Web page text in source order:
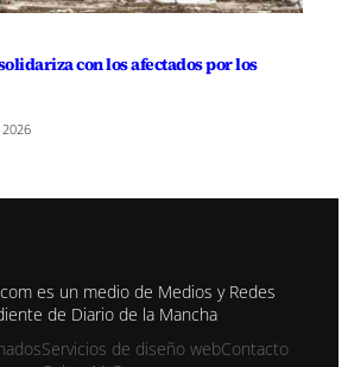
con los afectados por los
2026
es un medio de Medios y Redes
de Diario de la Mancha
Servicios de diseño webContacto